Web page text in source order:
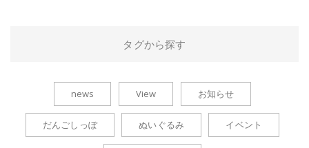
タグから探す
news View お知らせ
だんごしっぽ ぬいぐるみ イベント